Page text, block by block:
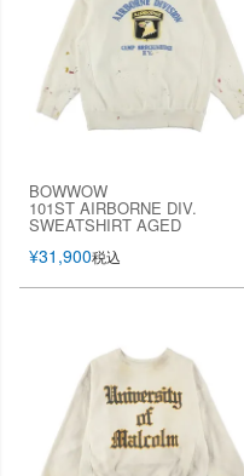
BOWWOW
101ST AIRBORNE DIV.
SWEATSHIRT AGED
¥31,900税込